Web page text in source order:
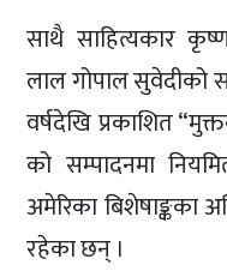
साथै साहित्यकार
लाल गोपाल सुवेदीको
वर्षदेखि प्रकाशित
को सम्पादनमा
अमेरिका बिशेषाङ्कका
रहेका छन् ।